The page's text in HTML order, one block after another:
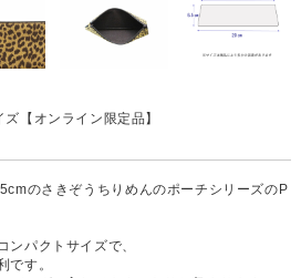
【オンライン限定品】
のさきぞうちりめんのポーチシリーズのP
ンパクトサイズで、
です。